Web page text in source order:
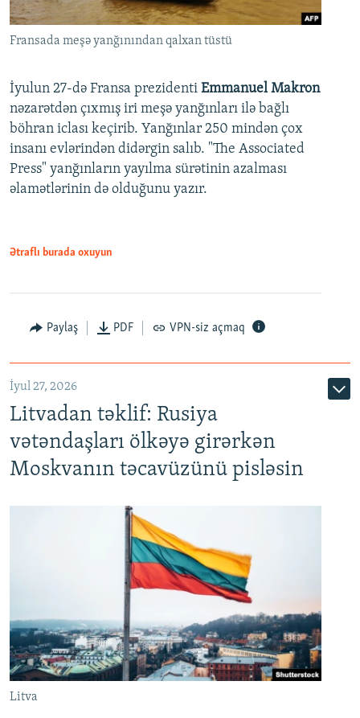
Fransada meşə yanğınından qalxan tüstü
İyulun 27-də Fransa prezidenti Emmanuel Makron
nəzarətdən çıxmış iri meşə yanğınları ilə bağlı
böhran iclası keçirib. Yanğınlar 250 mindən çox
insanı evlərindən didərgin salıb. "The Associated
Press" yanğınların yayılma sürətinin azalması
əlamətlərinin də olduğunu yazır.
Ətraflı burada oxuyun
Paylaş PDF VPN-siz açmaq
İyul 27, 2026
Litvadan təklif: Rusiya
vətəndaşları ölkəyə girərkən
Moskvanın təcavüzünü pisləsin
Litva